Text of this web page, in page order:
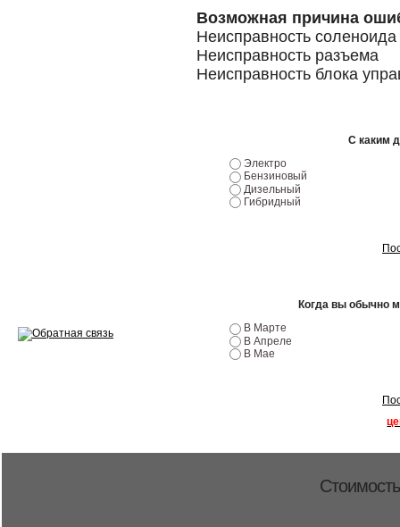
Возможная причина
Неисправность
Неисправность разъема
Неисправность блока
С каким
Электро
Бензиновый
Дизельный
Гибридный
Когда вы обычно
В Марте
В Апреле
В Мае